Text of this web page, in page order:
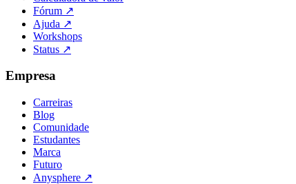
Fórum ↗
Ajuda ↗
Workshops
Status ↗
Empresa
Carreiras
Blog
Comunidade
Estudantes
Marca
Futuro
Anysphere ↗